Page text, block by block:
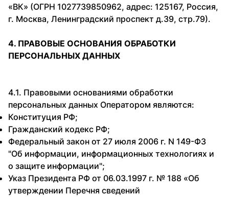
«ВК» (ОГРН 1027739850962, адрес: 125167, Россия,
г. Москва, Ленинградский проспект д.39, стр.79).
4. ПРАВОВЫЕ ОСНОВАНИЯ ОБРАБОТКИ
ПЕРСОНАЛЬНЫХ ДАННЫХ
4.1. Правовыми основаниями обработки
персональных данных Оператором являются:
Конституция РФ;
Гражданский кодекс РФ;
Федеральный закон от 27 июля 2006 г. N 149-ФЗ
"Об информации, информационных технологиях и
о защите информации";
Указ Президента РФ от 06.03.1997 г. № 188 «Об
утверждении Перечня сведений